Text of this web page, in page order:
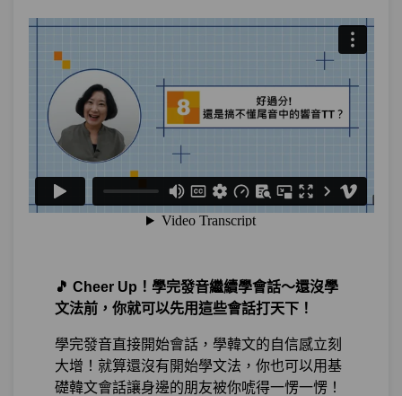
單元1 11:13
單元2 今晚要一起喝一杯嗎？：要不
要？好不好？
測驗1 隨堂小考11
單元3 今晚我要和朋友喝一杯：要～會
17:02
我周末打算要每天宅在家
單元5 明天要上班...><"：必須要～
測驗2 隨堂小考12
🎵 Cheer Up！學完發音繼續學會話～還沒學
文法前，你就可以先用這些會話打天下！
學完發音直接開始會話，學韓文的自信感立刻
大增！就算還沒有開始學文法，你也可以用基
礎韓文會話讓身邊的朋友被你唬得一愣一愣！